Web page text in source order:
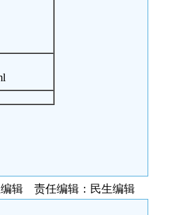
编辑 责任编辑：民生编辑